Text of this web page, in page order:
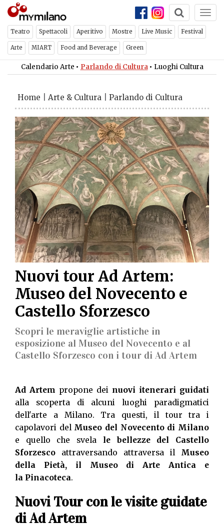
Teatro Spettacoli Aperitivo Mostre Live Music Festival
Arte MIART Food and Beverage Green
Calendario Arte • Parlando di Cultura • Luoghi Cultura
Home Arte & Cultura Parlando di Cultura
Nuovi tour Ad Artem:
Museo del Novecento e
Castello Sforzesco
Scopri le meraviglie artistiche in
esposizione al Museo del Novecento e al
Castello Sforzesco con i tour di Ad Artem
Ad Artem propone dei nuovi itenerari guidati
alla scoperta di alcuni luoghi paradigmatici
dell'arte a Milano. Tra questi, il tour tra i
capolavori delMuseo del Novecento di Milano
e quello che svela le bellezze del Castello
Sforzesco attraversando attraversa il Museo
della Pietà, il Museo di Arte Antica e
la Pinacoteca.
Nuovi Tour con le visite guidate
di Ad Artem